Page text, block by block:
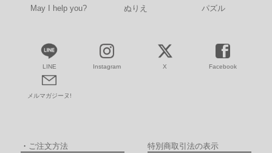
May I help you? ぬりえ パズル
LINE Instagram X Facebook
メルマガジーヌ!
・ ご注文方法 特別商取引法の表示